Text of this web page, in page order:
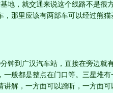
地，就交通来说这个线路不是很
那里应该有两部车可以经过熊
钟到广汉汽车站，直接在旁边就
般都是整点在门口等。三星堆有
解，一方面可以蹭听，一方面